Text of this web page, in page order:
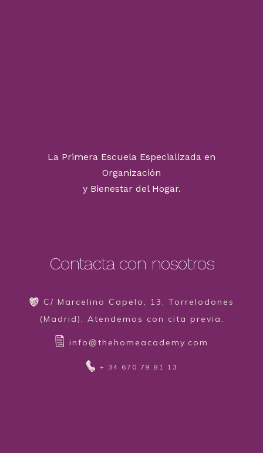
La Primera Escuela Especializada en
Organización
y Bienestar del Hogar.
Contacta con nosotros
C/ Marcelino Capelo, 13, Torrelodones
(Madrid), Atendemos con cita previa.
info@thehomeacademy.com
+ 34 670 79 81 13